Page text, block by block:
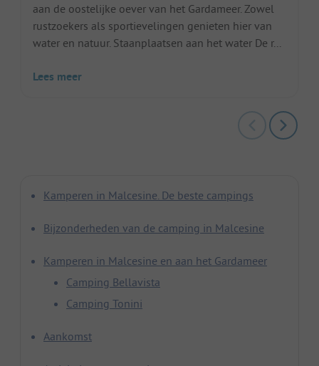
aan de oostelijke oever van het Gardameer. Zowel
rustzoekers als sportievelingen genieten hier van
water en natuur. Staanplaatsen aan het water De r...
Lees meer
Kamperen in Malcesine. De beste campings
Bijzonderheden van de camping in Malcesine
Kamperen in Malcesine en aan het Gardameer
Camping Bellavista
Camping Tonini
Aankomst